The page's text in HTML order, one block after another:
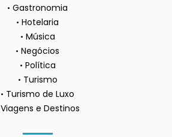
Gastronomia
Hotelaria
Música
Negócios
Política
Turismo
Turismo de Luxo
Viagens e Destinos